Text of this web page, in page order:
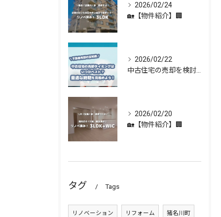
2026/02/24
🏡【物件紹介】🏢
2026/02/22
2026/02/20
🏡【物件紹介】🏢
タグ Tags
リノベーション リフォーム 猪名川町